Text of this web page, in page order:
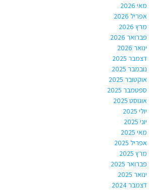
מאי 2026
אפריל 2026
מרץ 2026
פברואר 2026
ינואר 2026
דצמבר 2025
נובמבר 2025
אוקטובר 2025
ספטמבר 2025
אוגוסט 2025
יולי 2025
יוני 2025
מאי 2025
אפריל 2025
מרץ 2025
פברואר 2025
ינואר 2025
דצמבר 2024